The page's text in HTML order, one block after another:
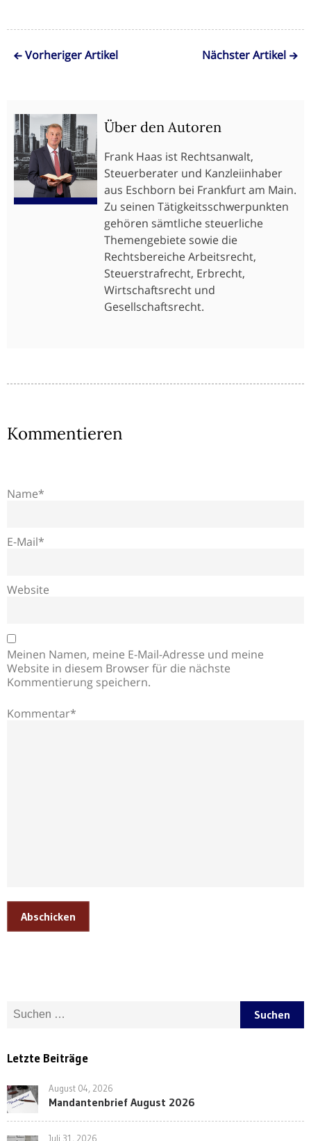
Vorheriger Artikel Nächster Artikel
Über den Autoren
Frank Haas ist Rechtsanwalt,
Steuerberater und Kanzleiinhaber
aus Eschborn bei Frankfurt am Main.
Zu seinen Tätigkeitsschwerpunkten
gehören sämtliche steuerliche
Themengebiete sowie die
Rechtsbereiche Arbeitsrecht,
Steuerstrafrecht, Erbrecht,
Wirtschaftsrecht und
Gesellschaftsrecht.
Kommentieren
Name*
E-Mail*
Website
Meinen Namen, meine E-Mail-Adresse und meine
Website in diesem Browser für die nächste
Kommentierung speichern.
Kommentar*
Abschicken
Suche nach:
Letzte Beiträge
August 04, 2026
Mandantenbrief August 2026
Juli 31, 2026